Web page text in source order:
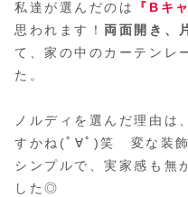
私達が選んだのは 『Bキ
思われます！ 両面開き、
て、家の中のカーテンレ
た。
ノルディを選んだ理由は、
すかね(ﾟ∀ﾟ)笑 変な装飾
シンプルで、実家感も無
した◎